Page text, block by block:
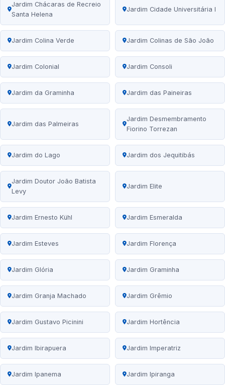
Jardim Chácaras de Recreio
Santa Helena
Jardim Cidade Universitária I
Jardim Colina Verde Jardim Colinas de São João
Jardim Colonial Jardim Consoli
Jardim da Graminha Jardim das Paineiras
Jardim das Palmeiras
Jardim Desmembramento
Fiorino Torrezan
Jardim do Lago Jardim dos Jequitibás
Jardim Doutor João Batista
Levy
Jardim Elite
Jardim Ernesto Kühl Jardim Esmeralda
Jardim Esteves Jardim Florença
Jardim Glória Jardim Graminha
Jardim Granja Machado Jardim Grêmio
Jardim Gustavo Picinini Jardim Hortência
Jardim Ibirapuera Jardim Imperatriz
Jardim Ipanema Jardim Ipiranga